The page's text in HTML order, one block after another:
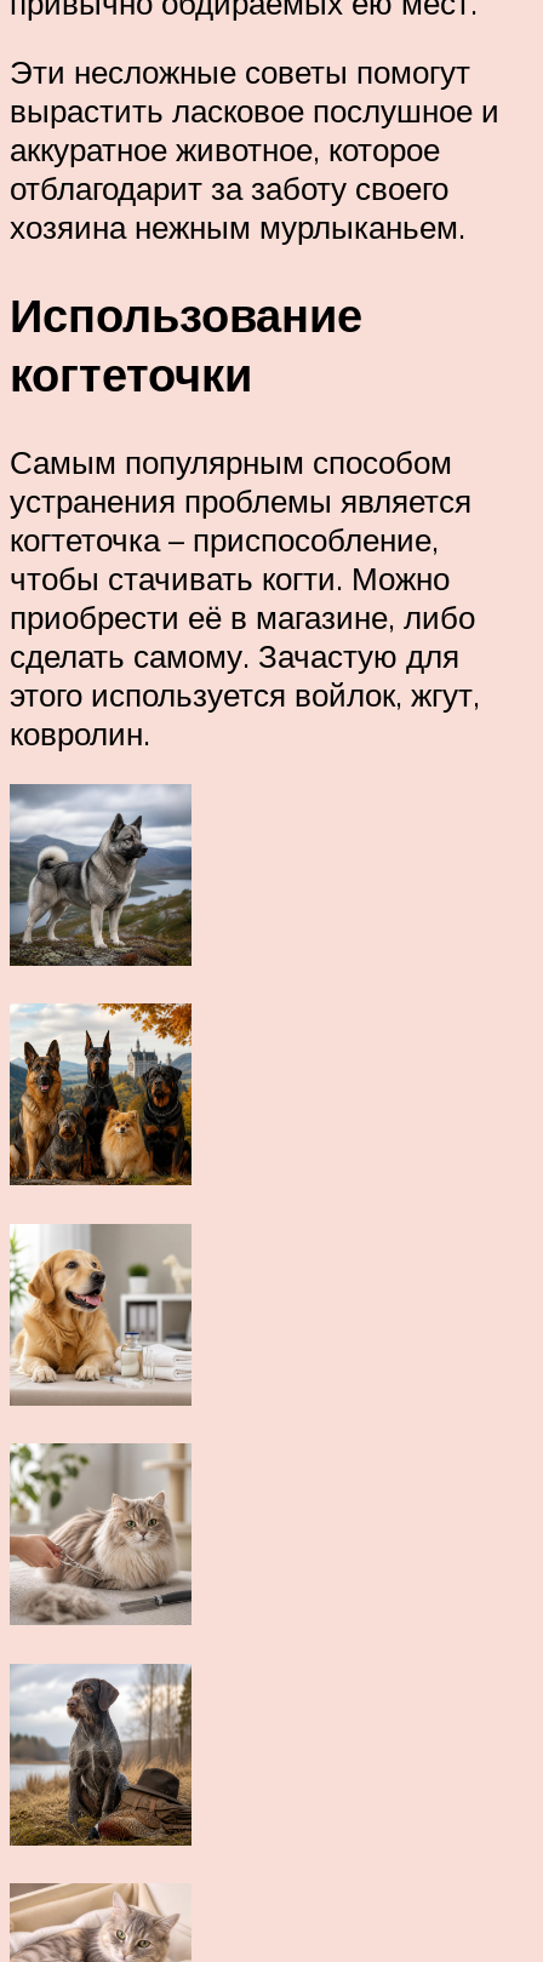
Эти несложные советы помогут
вырастить ласковое послушное и
аккуратное животное, которое
отблагодарит за заботу своего
хозяина нежным мурлыканьем.
Использование
когтеточки
Самым популярным способом
устранения проблемы является
когтеточка – приспособление,
чтобы стачивать когти. Можно
приобрести её в магазине, либо
сделать самому. Зачастую для
этого используется войлок, жгут,
ковролин.